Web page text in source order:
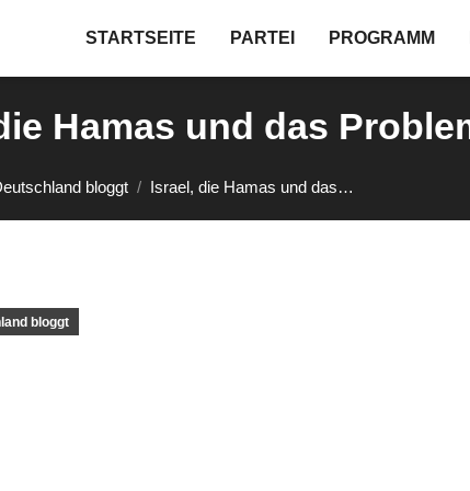
STARTSEITE PARTEI PROGRAMM
Hamas und das
hier:
bloggt Israel, die Hamas und das…
bloggt